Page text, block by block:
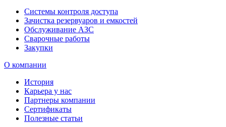
Системы контроля доступа
Зачистка резервуаров и емкостей
Обслуживание АЗС
Сварочные работы
Закупки
О компании
История
Карьера у нас
Партнеры компании
Сертификаты
Полезные статьи